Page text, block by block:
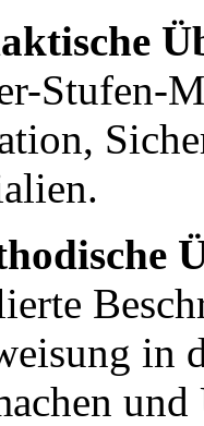
Stufen-
in
und